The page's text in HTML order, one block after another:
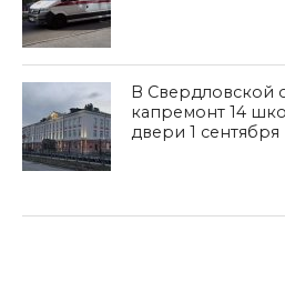
В Свердловской
капремонт 14
двери 1 сентября